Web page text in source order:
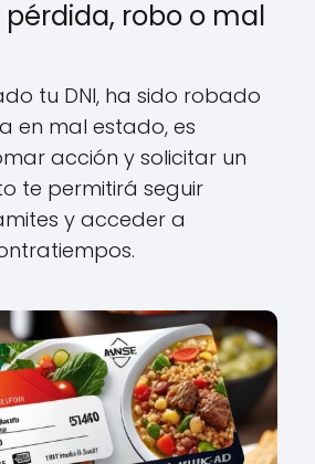
pérdida, robo o mal
tu DNI, ha sido robado
en mal estado, es
acción y solicitar un
te permitirá seguir
y acceder a